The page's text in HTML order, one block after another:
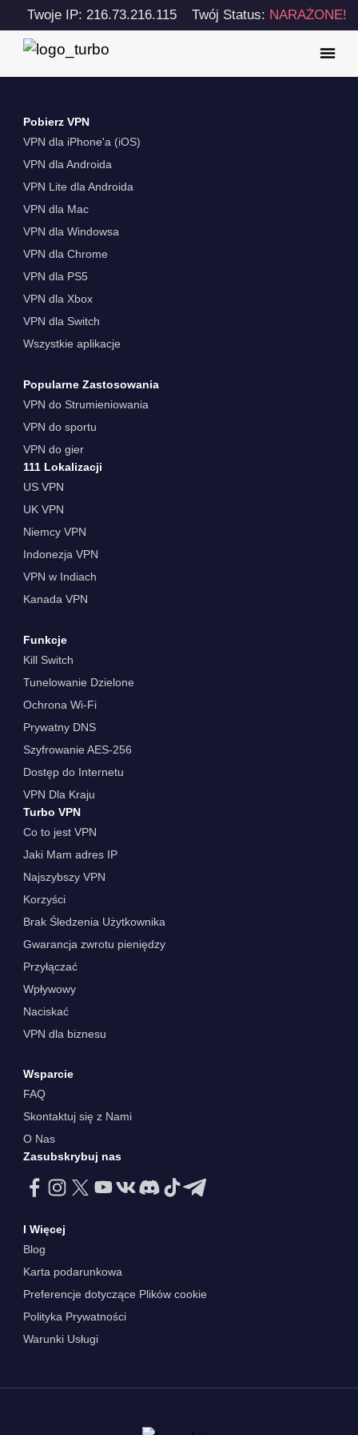
Twoje IP: 216.73.216.115 Twój Status: NARAŻONE!
Pobierz VPN
VPN dla iPhone'a (iOS)
VPN dla Androida
VPN Lite dla Androida
VPN dla Mac
VPN dla Windowsa
VPN dla Chrome
VPN dla PS5
VPN dla Xbox
VPN dla Switch
Wszystkie aplikacje
Popularne Zastosowania
VPN do Strumieniowania
VPN do sportu
VPN do gier
111 Lokalizacji
US VPN
UK VPN
Niemcy VPN
Indonezja VPN
VPN w Indiach
Kanada VPN
Funkcje
Kill Switch
Tunelowanie Dzielone
Ochrona Wi-Fi
Prywatny DNS
Szyfrowanie AES-256
Dostęp do Internetu
VPN Dla Kraju
Turbo VPN
Co to jest VPN
Jaki Mam adres IP
Najszybszy VPN
Korzyści
Brak Śledzenia Użytkownika
Gwarancja zwrotu pieniędzy
Przyłączać
Wpływowy
Naciskać
VPN dla biznesu
Wsparcie
FAQ
Skontaktuj się z Nami
O Nas
Zasubskrybuj nas
I Więcej
Blog
Karta podarunkowa
Preferencje dotyczące Plików cookie
Polityka Prywatności
Warunki Usługi